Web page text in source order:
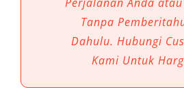
kenyamanan, efisiensi, dan
dalam berbagai keperluan
1. Kenyamanan
Setiap Perjalanan
Tanpa
Dahulu. Hubungi
Kami Untuk